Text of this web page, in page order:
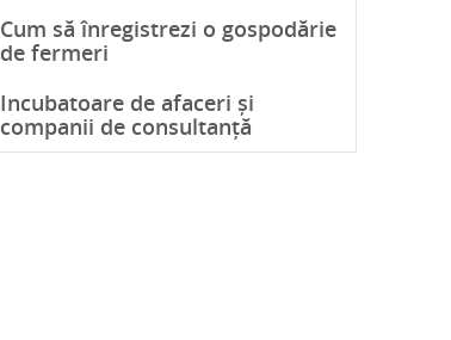
Cum să înregistrezi o gospodărie
de fermeri
Incubatoare de afaceri și
companii de consultanță